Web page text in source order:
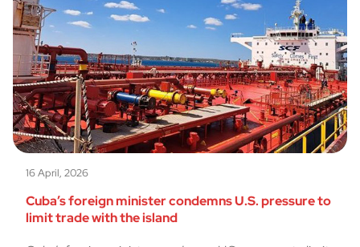
16 April, 2026
Cuba’s foreign minister condemns U.S. pressure to
limit trade with the island